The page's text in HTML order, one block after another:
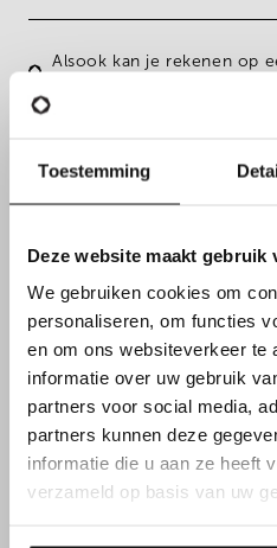
Toestemming
Deze website maakt gebruik
We gebruiken cookies om
personaliseren, om functies
en om ons websiteverkeer te
informatie over uw gebruik
partners voor social media,
partners kunnen deze
informatie die u aan ze heeft
verzameld op basis van uw
Alsook kan je rekenen op
Je geniet van 6 extra ADV-
tussen werk en privé
Dezenieuwe functiebiedt
te starten die een